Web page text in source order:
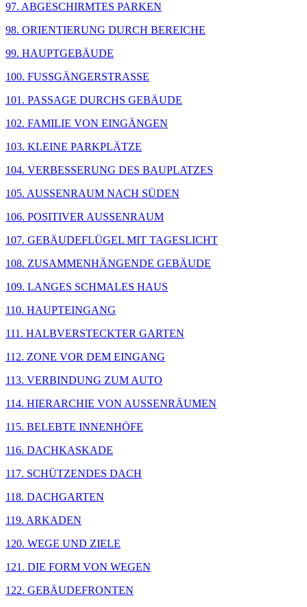
97. ABGESCHIRMTES PARKEN
98. ORIENTIERUNG DURCH BEREICHE
99. HAUPTGEBÄUDE
100. FUSSGÄNGERSTRASSE
101. PASSAGE DURCHS GEBÄUDE
102. FAMILIE VON EINGÄNGEN
103. KLEINE PARKPLÄTZE
104. VERBESSERUNG DES BAUPLATZES
105. AUSSENRAUM NACH SÜDEN
106. POSITIVER AUSSENRAUM
107. GEBÄUDEFLÜGEL MIT TAGESLICHT
108. ZUSAMMENHÄNGENDE GEBÄUDE
109. LANGES SCHMALES HAUS
110. HAUPTEINGANG
111. HALBVERSTECKTER GARTEN
112. ZONE VOR DEM EINGANG
113. VERBINDUNG ZUM AUTO
114. HIERARCHIE VON AUSSENRÄUMEN
115. BELEBTE INNENHÖFE
116. DACHKASKADE
117. SCHÜTZENDES DACH
118. DACHGARTEN
119. ARKADEN
120. WEGE UND ZIELE
121. DIE FORM VON WEGEN
122. GEBÄUDEFRONTEN